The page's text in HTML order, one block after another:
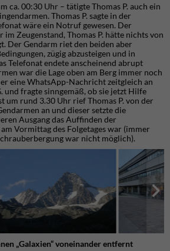
ca. 00:30 Uhr – tätigte Thomas P. auch ein
Thomas P. sagte in der
wäre ein Notruf gewesen. Der
im Zeugenstand, Thomas P. hätte nichts von
Der Gendarm riet den beiden aber
zügig abzusteigen und in
Telefonat endete anscheinend abrupt
war die Lage oben am Berg immer noch
eine WhatsApp-Nachricht zeitgleich an
und fragte sinngemäß, ob sie jetzt Hilfe
um rund 3.30 Uhr rief Thomas P. von der
an und dieser setzte die
Ausgang das Auffinden der
Vormittag des Folgetages war (immer
war nicht möglich).
„Galaxien“ voneinander entfernt